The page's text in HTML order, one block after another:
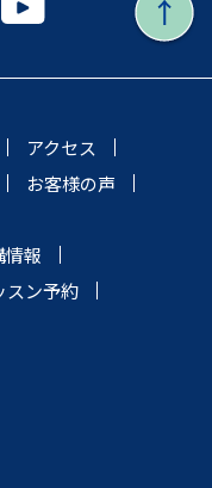
アクセス
お客様の声
情報
スン予約